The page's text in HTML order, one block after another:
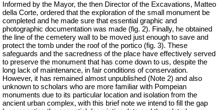
Informed by the Mayor, the then Director of the Excavations, Matteo
della Corte, ordered that the exploration of the small monument be
completed and he made sure that essential graphic and
photographic documentation was made (fig. 2). Finally, he obtained
the line of the cemetery wall to be moved just enough to save and
protect the tomb under the roof of the portico (fig. 3). These
safeguards and the sacredness of the place have effectively served
to preserve the monument that has come down to us, despite the
long lack of maintenance, in fair conditions of conservation.
However, it has remained almost unpublished (Note 2) and also
unknown to scholars who are more familiar with Pompeian
monuments due to its particular location and isolation from the
ancient urban complex, with this brief note we intend to fill the gap